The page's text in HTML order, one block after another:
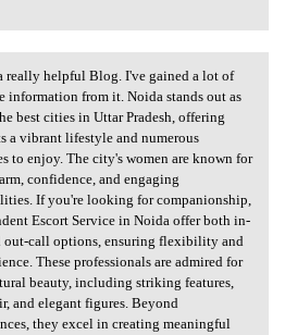
really helpful Blog
really helpful Blog. I've gained a lot of
information from it. Noida stands out as
best cities in Uttar Pradesh, offering
a vibrant lifestyle and numerous
to enjoy. The city's women are known for
confidence, and engaging
If you're looking for companionship,
Escort Service in Noida offer both in-
out-call options, ensuring flexibility and
These professionals are admired for
beauty, including striking features,
and elegant figures. Beyond
they excel in creating meaningful